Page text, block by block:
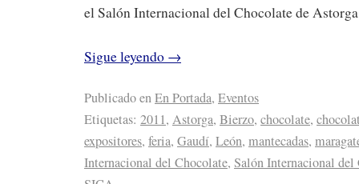
el Salón Internacional del Chocolate de
Sigue leyendo →
Publicado enEn Portada, Eventos
Etiquetas: 2011, Astorga, Bierzo, chocolate,
expositores, feria, Gaudí, León, mantecadas,
Internacional del Chocolate, Salón Internacional